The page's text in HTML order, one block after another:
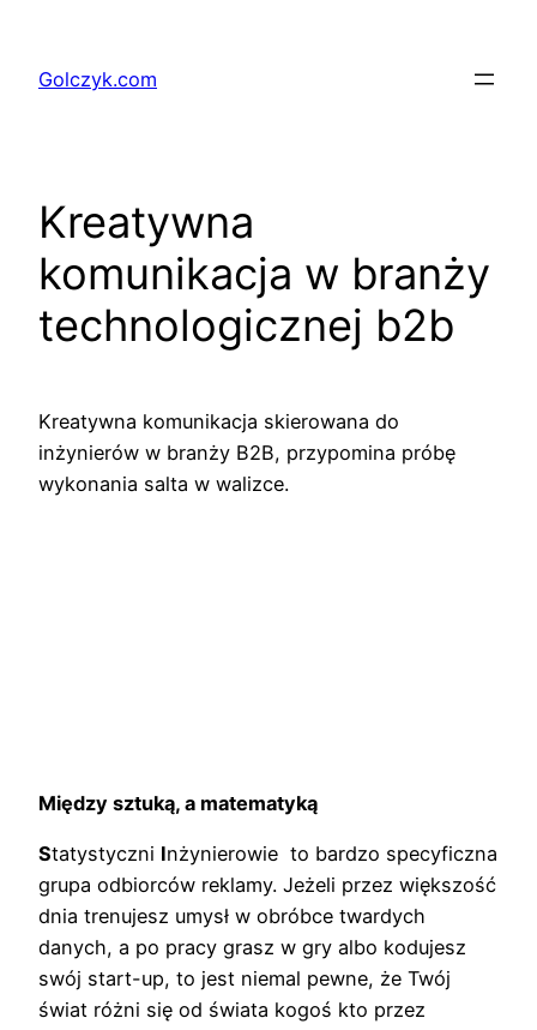
treściGolczyk.com
Kreatywna
komunikacja w branży
technologicznej b2b
Kreatywna komunikacja skierowana do
inżynierów w branży B2B, przypomina próbę
wykonania salta w walizce.
Między sztuką, a matematyką
Statystyczni Inżynierowie to bardzo specyficzna
grupa odbiorców reklamy. Jeżeli przez większość
dnia trenujesz umysł w obróbce twardych
danych, a po pracy grasz w gry albo kodujesz
swój start-up, to jest niemal pewne, że Twój
świat różni się od świata kogoś kto przez